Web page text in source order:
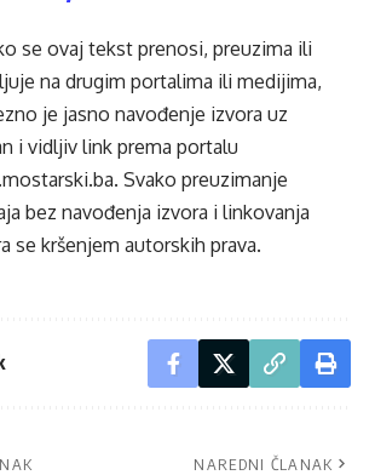
se ovaj tekst prenosi, preuzima ili
na drugim portalima ili medijima,
je jasno navođenje izvora uz
i vidljiv link prema portalu
. Svako preuzimanje
bez navođenja izvora i linkovanja
se kršenjem autorskih prava.
NAREDNI ČLANAK